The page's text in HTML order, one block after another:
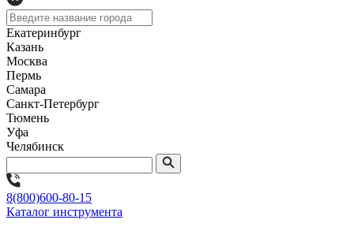
Екатеринбург
Казань
Москва
Пермь
Самара
Санкт-Петербург
Тюмень
Уфа
Челябинск
8(800)600-80-15
Каталог инструмента